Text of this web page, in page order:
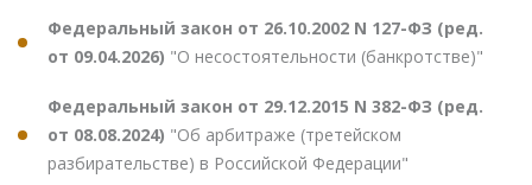
Федеральный закон от 26.10.2002 N 127-ФЗ (ред.
от 09.04.2026) "О несостоятельности (банкротстве)"
Федеральный закон от 29.12.2015 N 382-ФЗ (ред.
от 08.08.2024) "Об арбитраже (третейском
разбирательстве) в Российской Федерации"